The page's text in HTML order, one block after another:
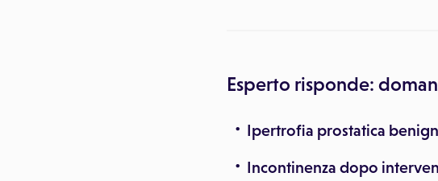
Esperto risponde:
Ipertrofia prostatica
Incontinenza dopo